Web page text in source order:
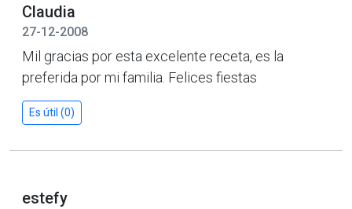
Claudia
27-12-2008
Mil gracias por esta excelente receta, es la
preferida por mi familia. Felices fiestas
Es útil (0)
estefy